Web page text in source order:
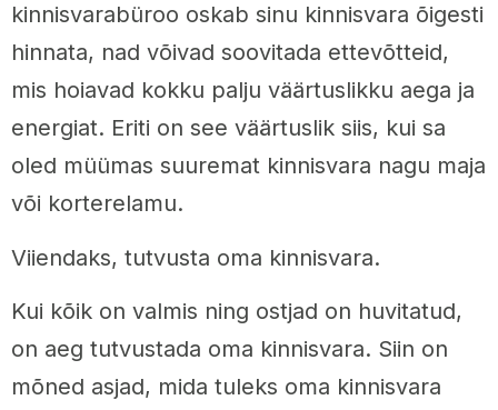
kinnisvarabüroo oskab sinu kinnisvara õigesti
hinnata, nad võivad soovitada ettevõtteid,
mis hoiavad kokku palju väärtuslikku aega ja
energiat. Eriti on see väärtuslik siis, kui sa
oled müümas suuremat kinnisvara nagu maja
või korterelamu.
Viiendaks, tutvusta oma kinnisvara.
Kui kõik on valmis ning ostjad on huvitatud,
on aeg tutvustada oma kinnisvara. Siin on
mõned asjad, mida tuleks oma kinnisvara